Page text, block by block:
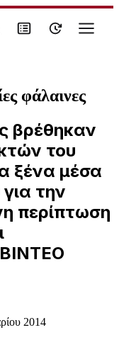
φάλαινες
βρέθηκαν
του
ξένα μέσα
την
περίπτωση
2014